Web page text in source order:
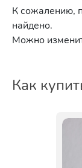
К сожалению,
найдено.
Можно
Как